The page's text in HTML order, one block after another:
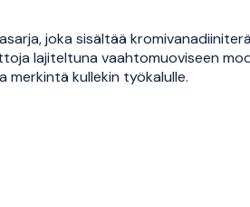
joka sisältää
lajiteltuna vaahtomuoviseen
merkintä kullekin työkalulle.